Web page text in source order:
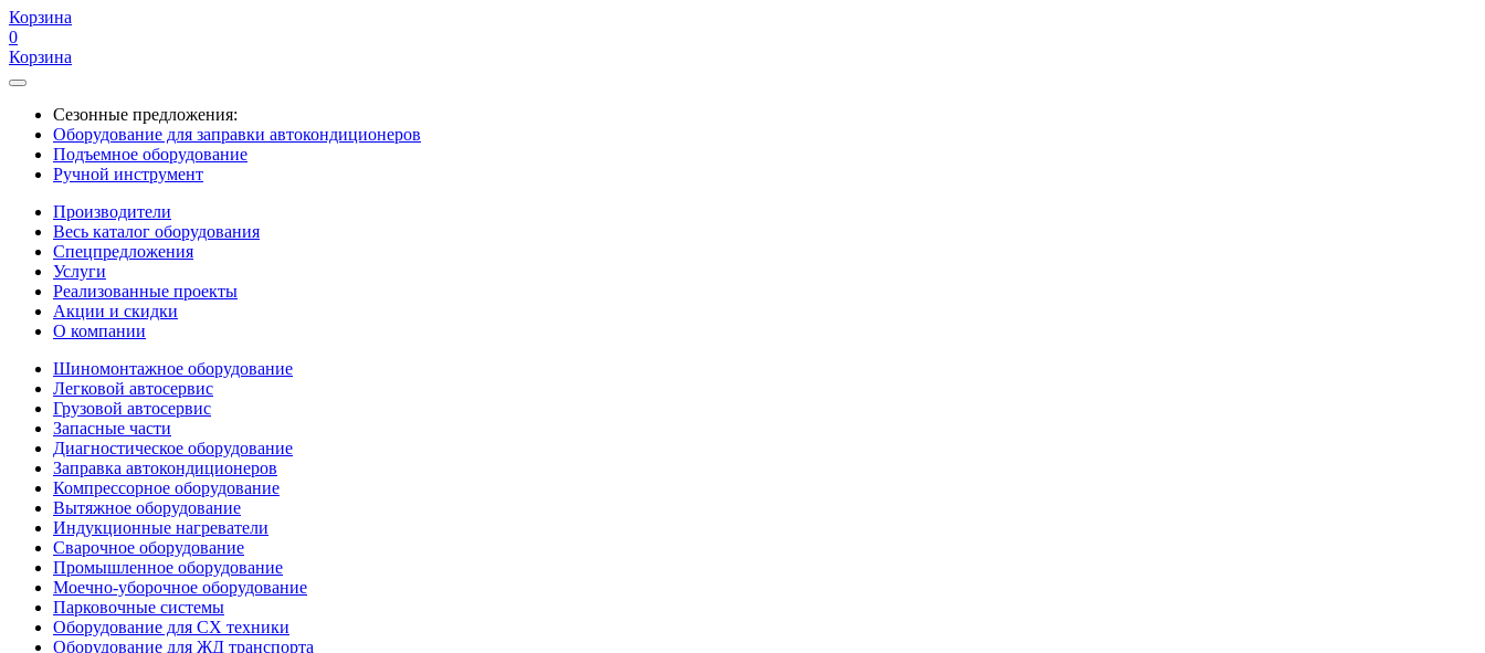
Корзина
0
Корзина
Сезонные предложения:
Оборудование для заправки автокондиционеров
Подъемное оборудование
Ручной инструмент
Производители
Весь каталог оборудования
Спецпредложения
Услуги
Реализованные проекты
Акции и скидки
О компании
Шиномонтажное оборудование
Легковой автосервис
Грузовой автосервис
Запасные части
Диагностическое оборудование
Заправка автокондиционеров
Компрессорное оборудование
Вытяжное оборудование
Индукционные нагреватели
Сварочное оборудование
Промышленное оборудование
Моечно-уборочное оборудование
Парковочные системы
Оборудование для СХ техники
Оборудование для ЖД транспорта